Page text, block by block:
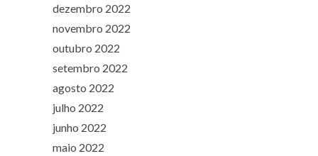
dezembro 2022
novembro 2022
outubro 2022
setembro 2022
agosto 2022
julho 2022
junho 2022
maio 2022